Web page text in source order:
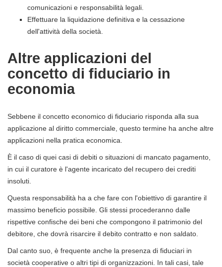
comunicazioni e responsabilità legali.
Effettuare la liquidazione definitiva e la cessazione
dell'attività della società.
Altre applicazioni del
concetto di fiduciario in
economia
Sebbene il concetto economico di fiduciario risponda alla sua
applicazione al diritto commerciale, questo termine ha anche altre
applicazioni nella pratica economica.
È il caso di quei casi di debiti o situazioni di mancato pagamento,
in cui il curatore è l'agente incaricato del recupero dei crediti
insoluti.
Questa responsabilità ha a che fare con l'obiettivo di garantire il
massimo beneficio possibile. Gli stessi procederanno dalle
rispettive confische dei beni che compongono il patrimonio del
debitore, che dovrà risarcire il debito contratto e non saldato.
Dal canto suo, è frequente anche la presenza di fiduciari in
società cooperative o altri tipi di organizzazioni. In tali casi, tale